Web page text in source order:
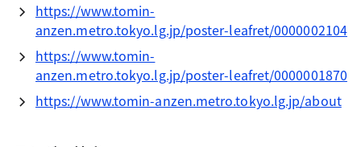
https://www.tomin-
anzen.metro.tokyo.lg.jp/poster-leafret/0000002104
https://www.tomin-
anzen.metro.tokyo.lg.jp/poster-leafret/0000001870
https://www.tomin-anzen.metro.tokyo.lg.jp/about